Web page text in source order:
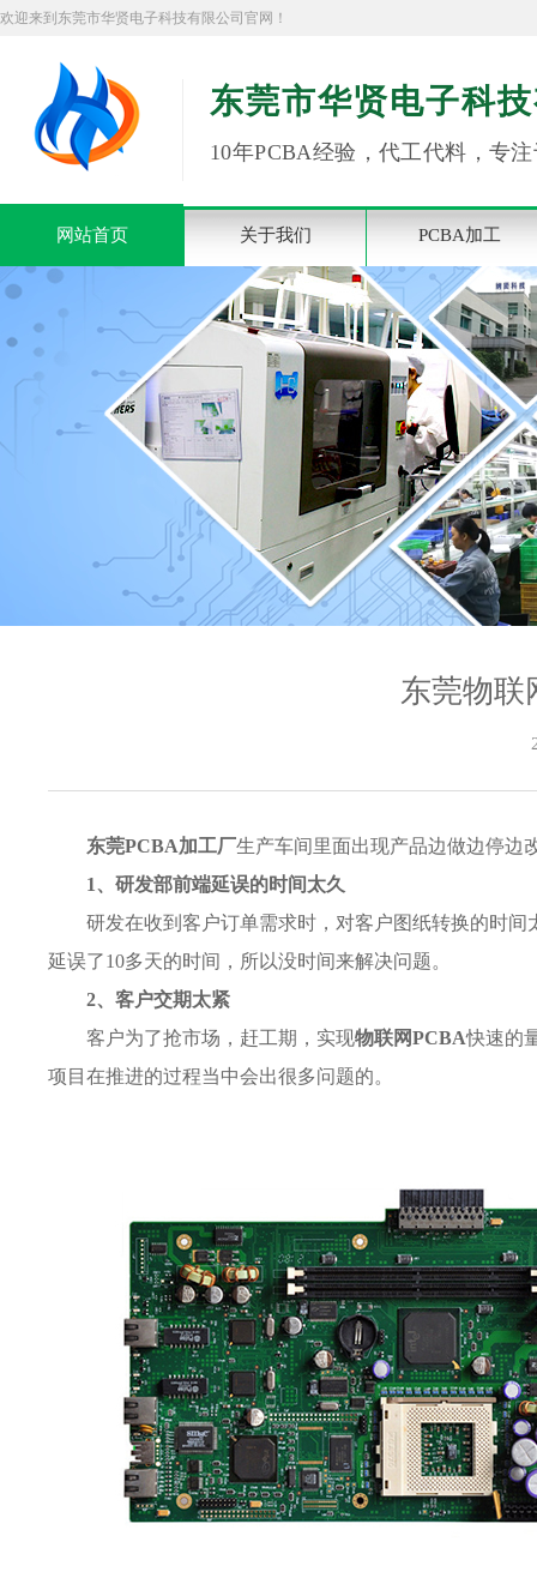
欢迎来到东莞市华贤电子科技有限公司官网！
东莞市华贤电子科
10年PCBA经验，代工代料，专
网站首页 关于我们 PCBA加工
东莞物联
东莞PCBA加工厂生产车间里面出现产品边做边停边
1、研发部前端延误的时间太久
研发在收到客户订单需求时，对客户图纸转换的时
延误了10多天的时间，所以没时间来解决问题。
2、客户交期太紧
客户为了抢市场，赶工期，实现物联网PCBA快速的
项目在推进的过程当中会出很多问题的。